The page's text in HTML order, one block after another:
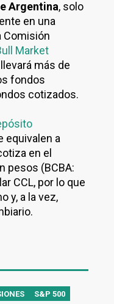
Argentina, solo
en una
Comisión
Market
más de
fondos
cotizados.
equivalen a
en el
pesos (BCBA:
CCL, por lo que
y, a la vez,
S&P 500